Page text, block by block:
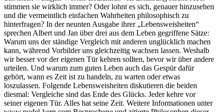
stimmen sie wirklich immer? Oder lohnt es sich, genauer hinzusehen
und die vermeintlich einfachen Wahrheiten philosophisch zu
hinterfragen? In der neunten Ausgabe ihrer „Lebensweisheiten“
sprechen Albert und Jan über drei aus dem Leben gegriffene Sätze:
Warum uns der ständige Vergleich mit anderen unglücklich machen
kann, während Vorbilder uns gleichzeitig wachsen lassen. Weshalb
wir besser vor der eigenen Tür kehren sollten, bevor wir über andere
urteilen. Und warum zum guten Leben auch das Gespür dafür
gehört, wann es Zeit ist zu handeln, zu warten oder etwas
loszulassen. Folgende Lebensweisheiten diskutieren die beiden
diesmal: Vergleiche sind das Ende des Glücks. Jeder kehre vor
seiner eigenen Tür. Alles hat seine Zeit. Weitere Informationen unter